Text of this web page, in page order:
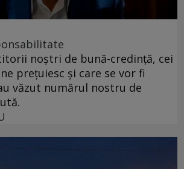
noștri de bună-credință, cei
prețuiesc și care se vor fi
văzut numărul nostru de